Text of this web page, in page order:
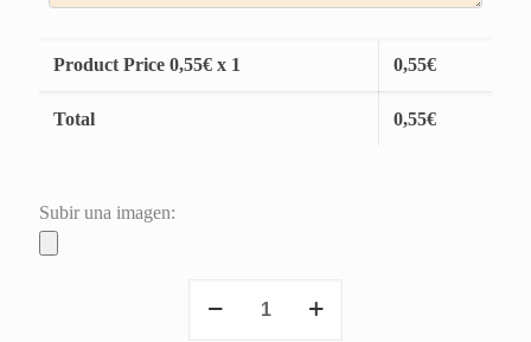
Product Price 0,55€ x 1 0,55€
Total 0,55€
Subir una imagen:
cantidad